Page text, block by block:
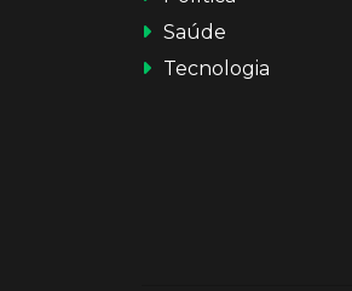
Saúde
Tecnologia